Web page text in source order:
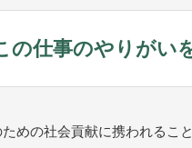
仕事のやりがい
めの社会貢献に携われること